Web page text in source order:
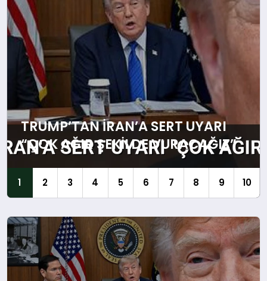
SAĞLIK
EĞITIM
TRUMP’TAN İRAN’A SERT UYARI
“ÇOK AĞIR ŞEKILDE VURACAĞIZ”
1 2 3 4 5 6 7 8 9 10